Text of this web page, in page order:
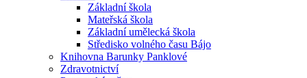
Základní škola
Mateřská škola
Základní umělecká škola
Středisko volného času Bájo
Knihovna Barunky Panklové
Zdravotnictví